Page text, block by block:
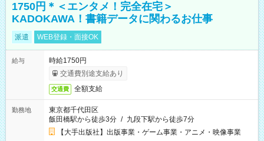
1750円＊＜エンタメ！完全在宅＞
KADOKAWA！書籍データに関わるお仕事
派遣 WEB登録・面接OK
給与
時給1750円
交通費別途支給あり
交通費 全額支給
勤務地
東京都千代田区
飯田橋駅から徒歩3分 / 九段下駅から徒歩7分
【大手出版社】出版事業・ゲーム事業・アニメ・映像事業